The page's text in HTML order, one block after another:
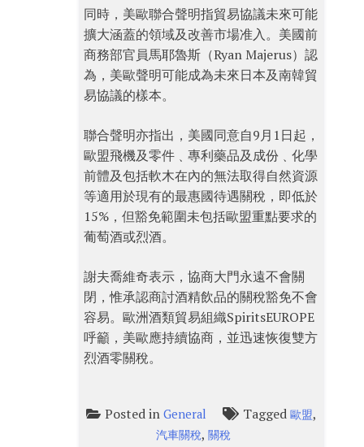
同時，美歐聯合聲明指貿易協議未來可能
擴大涵蓋的領域及改善市場准入。美國前
商務部官員馬耶魯斯（Ryan Majerus）認
為，美歐聲明可能成為未來日本及南韓貿
易協議的樣本。
聯合聲明亦指出，美國同意自9月1日起，
歐盟飛機及零件﹑專利藥品及成份﹑化學
前體及包括軟木在內的無法取得自然資源
等適用於現有的最惠國待遇關稅，即低於
15%，但豁免範圍未包括歐盟重點要求的
葡萄酒或烈酒。
謝夫喬維奇表示，協商大門永遠不會關
閉，惟承認商討酒精飲品的關稅豁免不會
容易。歐洲酒類貿易組織SpiritsEUROPE
呼籲，美歐應持續協商，並迅速恢復雙方
烈酒零關稅。
Posted inGeneral Tagged歐盟,
汽車關稅,關稅